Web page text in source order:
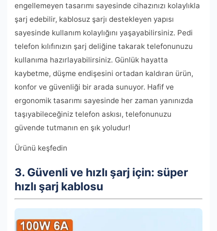
engellemeyen tasarımı sayesinde cihazınızı kolaylıkla
şarj edebilir, kablosuz şarjı destekleyen yapısı
sayesinde kullanım kolaylığını yaşayabilirsiniz. Pedi
telefon kılıfınızın şarj deliğine takarak telefonunuzu
kullanıma hazırlayabilirsiniz. Günlük hayatta
kaybetme, düşme endişesini ortadan kaldıran ürün,
konfor ve güvenliği bir arada sunuyor. Hafif ve
ergonomik tasarımı sayesinde her zaman yanınızda
taşıyabileceğiniz telefon askısı, telefonunuzu
güvende tutmanın en şık yoludur!
Ürünü keşfedin
3. Güvenli ve hızlı şarj için: süper
hızlı şarj kablosu